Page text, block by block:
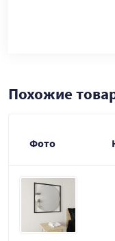
Похожие
Фото